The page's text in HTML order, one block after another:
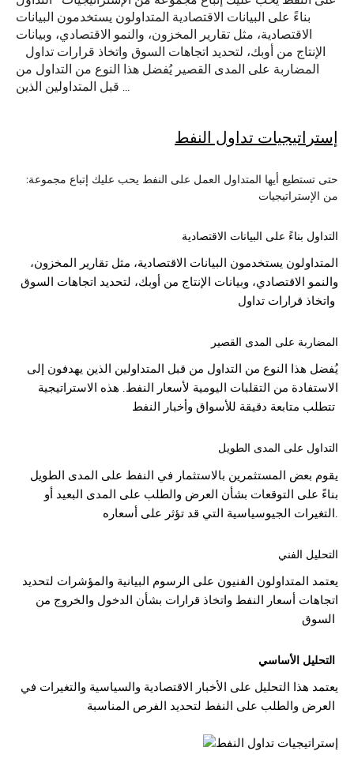
بناءً على البيانات الاقتصادية المتداولون يستخدمون البيانات
الاقتصادية، مثل تقارير المخزون، والنمو الاقتصادي، وبيانات
الإنتاج من أوبك، لتحديد اتجاهات السوق واتخاذ قرارات تداول
المضاربة على المدى القصير يُفضل هذا النوع من التداول من
قبل المتداولين الذين …
إستراتيجيات تداول النفط
:حتى تستطيع أيها المتداول العمل على النفط يحب عليك إتباع مجموعة
من الإستراتيجيات
التداول بناءً على البيانات الاقتصادية
المتداولون يستخدمون البيانات الاقتصادية، مثل تقارير المخزون،
والنمو الاقتصادي، وبيانات الإنتاج من أوبك، لتحديد اتجاهات السوق
المضاربة على المدى القصير
يُفضل هذا النوع من التداول من قبل المتداولين الذين يهدفون إلى
الاستفادة من التقلبات اليومية لأسعار النفط. هذه الاستراتيجية
التداول على المدى الطويل
يقوم بعض المستثمرين بالاستثمار في النفط على المدى الطويل
بناءً على التوقعات بشأن العرض والطلب على المدى البعيد أو
التغيرات الجيوسياسية التي قد تؤثر على أسعاره.
التحليل الفني
يعتمد المتداولون الفنيون على الرسوم البيانية والمؤشرات لتحديد
اتجاهات أسعار النفط واتخاذ قرارات بشأن الدخول والخروج من
يعتمد هذا التحليل على الأخبار الاقتصادية والسياسية والتغيرات في